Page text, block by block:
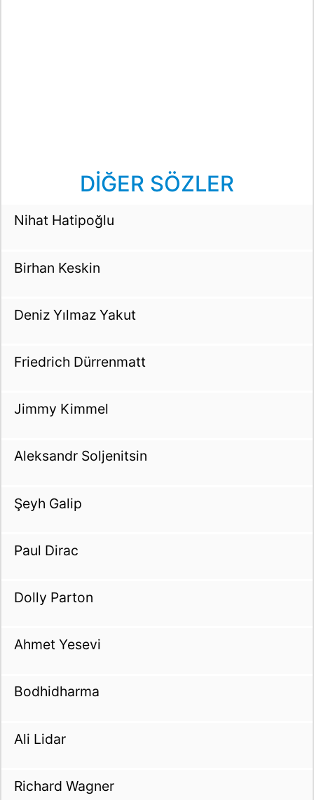
DİĞER SÖZLER
Nihat Hatipoğlu
Birhan Keskin
Deniz Yılmaz Yakut
Friedrich Dürrenmatt
Jimmy Kimmel
Aleksandr Soljenitsin
Şeyh Galip
Paul Dirac
Dolly Parton
Ahmet Yesevi
Bodhidharma
Ali Lidar
Richard Wagner